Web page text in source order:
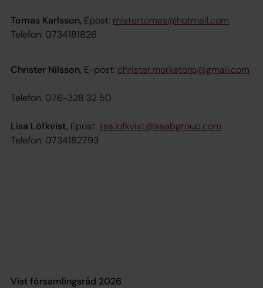
Tomas Karlsson, Epost: mistertomas@hotmail.com
Telefon: 0734181826
Christer Nilsson, E-post: christer.morketorp@gmail.com
Telefon: 076-328 32 50
Lisa Löfkvist, Epost: lisa.lofkvist@saabgroup.com
Telefon: 0734182793
Vist församlingsråd 2026